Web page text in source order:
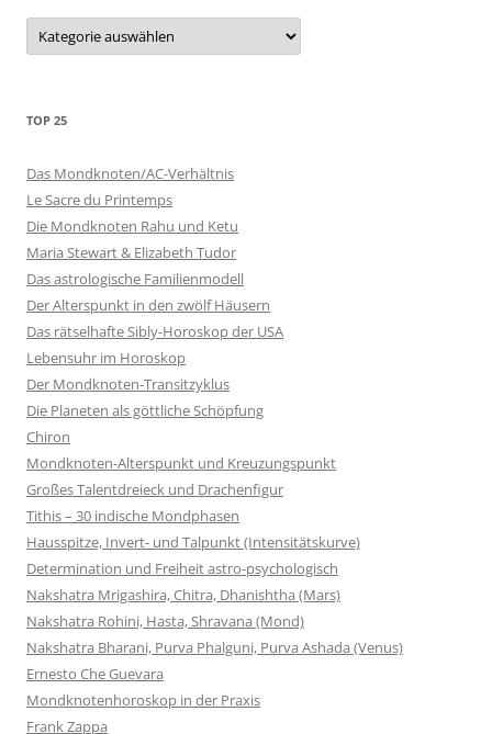
Kategorien
TOP 25
Das Mondknoten/AC-Verhältnis
Le Sacre du Printemps
Die Mondknoten Rahu und Ketu
Maria Stewart & Elizabeth Tudor
Das astrologische Familienmodell
Der Alterspunkt in den zwölf Häusern
Das rätselhafte Sibly-Horoskop der USA
Lebensuhr im Horoskop
Der Mondknoten-Transitzyklus
Die Planeten als göttliche Schöpfung
Chiron
Mondknoten-Alterspunkt und Kreuzungspunkt
Großes Talentdreieck und Drachenfigur
Tithis – 30 indische Mondphasen
Hausspitze, Invert- und Talpunkt (Intensitätskurve)
Determination und Freiheit astro-psychologisch
Nakshatra Mrigashira, Chitra, Dhanishtha (Mars)
Nakshatra Rohini, Hasta, Shravana (Mond)
Nakshatra Bharani, Purva Phalguni, Purva Ashada (Venus)
Ernesto Che Guevara
Mondknotenhoroskop in der Praxis
Frank Zappa